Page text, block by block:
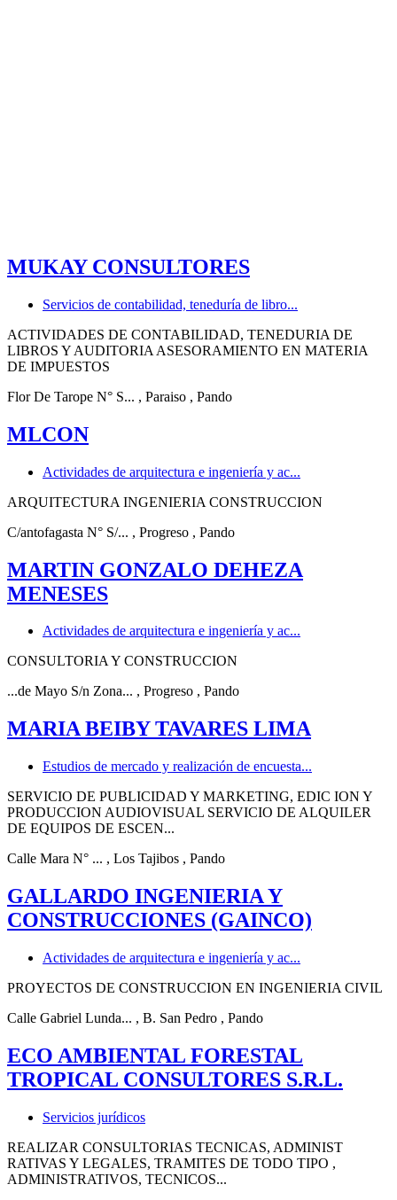
MUKAY CONSULTORES
Servicios de contabilidad, teneduría de libro...
ACTIVIDADES DE CONTABILIDAD, TENEDURIA DE
LIBROS Y AUDITORIA ASESORAMIENTO EN MATERIA
DE IMPUESTOS
Flor De Tarope N° S... , Paraiso , Pando
MLCON
Actividades de arquitectura e ingeniería y ac...
ARQUITECTURA INGENIERIA CONSTRUCCION
C/antofagasta N° S/... , Progreso , Pando
MARTIN GONZALO DEHEZA
MENESES
Actividades de arquitectura e ingeniería y ac...
CONSULTORIA Y CONSTRUCCION
...de Mayo S/n Zona... , Progreso , Pando
MARIA BEIBY TAVARES LIMA
Estudios de mercado y realización de encuesta...
SERVICIO DE PUBLICIDAD Y MARKETING, EDIC ION Y
PRODUCCION AUDIOVISUAL SERVICIO DE ALQUILER
DE EQUIPOS DE ESCEN...
Calle Mara N° ... , Los Tajibos , Pando
GALLARDO INGENIERIA Y
CONSTRUCCIONES (GAINCO)
Actividades de arquitectura e ingeniería y ac...
PROYECTOS DE CONSTRUCCION EN INGENIERIA CIVIL
Calle Gabriel Lunda... , B. San Pedro , Pando
ECO AMBIENTAL FORESTAL
TROPICAL CONSULTORES S.R.L.
Servicios jurídicos
REALIZAR CONSULTORIAS TECNICAS, ADMINIST
RATIVAS Y LEGALES, TRAMITES DE TODO TIPO ,
ADMINISTRATIVOS, TECNICOS...